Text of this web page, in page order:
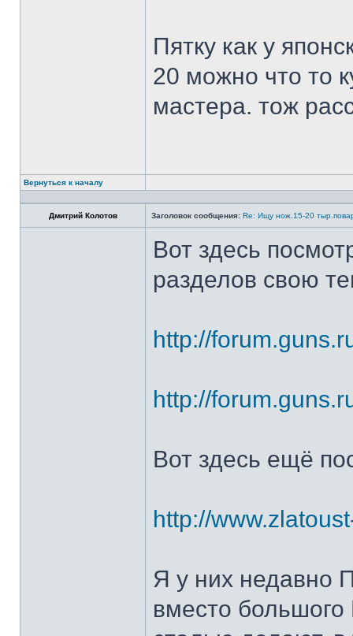
Пятку как у
20 можно что то
мастера. тож
Вернуться к началу
Дмитрий Колотов Заголовок сообщения: Re: Ищу нож.15-20
Вот здесь
разделов свою
http://
http://
Вот здесь ещё
http://
Я у них недавно
вместо